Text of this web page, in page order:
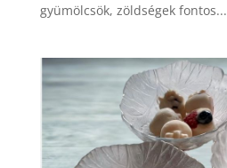
gyümölcsök, zöldségek fontos...